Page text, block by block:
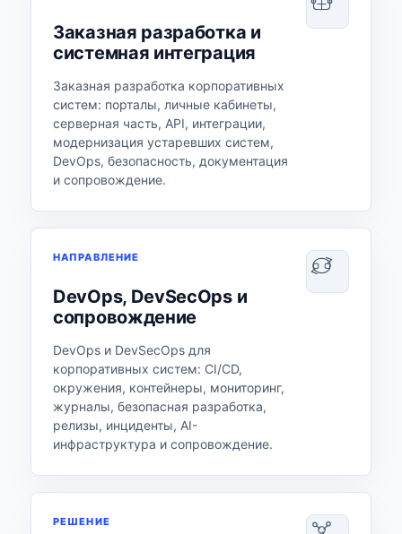
Заказная разработка и
системная интеграция
Заказная разработка корпоративных
систем: порталы, личные кабинеты,
серверная часть, API, интеграции,
модернизация устаревших систем,
DevOps, безопасность, документация
и сопровождение.
НАПРАВЛЕНИЕ
DevOps, DevSecOps и
сопровождение
DevOps и DevSecOps для
корпоративных систем: CI/CD,
окружения, контейнеры, мониторинг,
журналы, безопасная разработка,
релизы, инциденты, AI-
инфраструктура и сопровождение.
РЕШЕНИЕ